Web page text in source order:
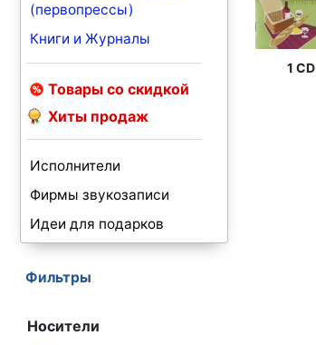
(первопрессы)
Книги и Журналы
Товары со скидкой
Хиты продаж
Исполнители
Фирмы звукозаписи
Идеи для подарков
Фильтры
Носители
1 CD